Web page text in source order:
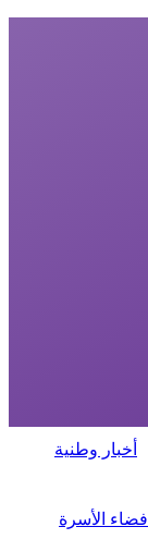
أخبار وطنية
فضاء الأسرة